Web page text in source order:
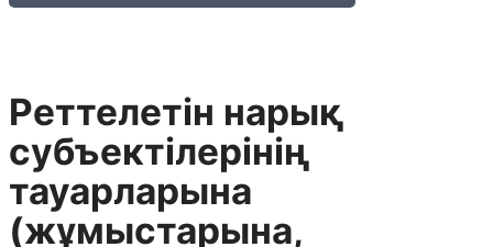
Реттелетін нарық
субъектілерінің
тауарларына
(жұмыстарына,